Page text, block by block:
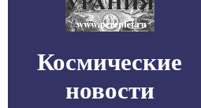
Космические
новости